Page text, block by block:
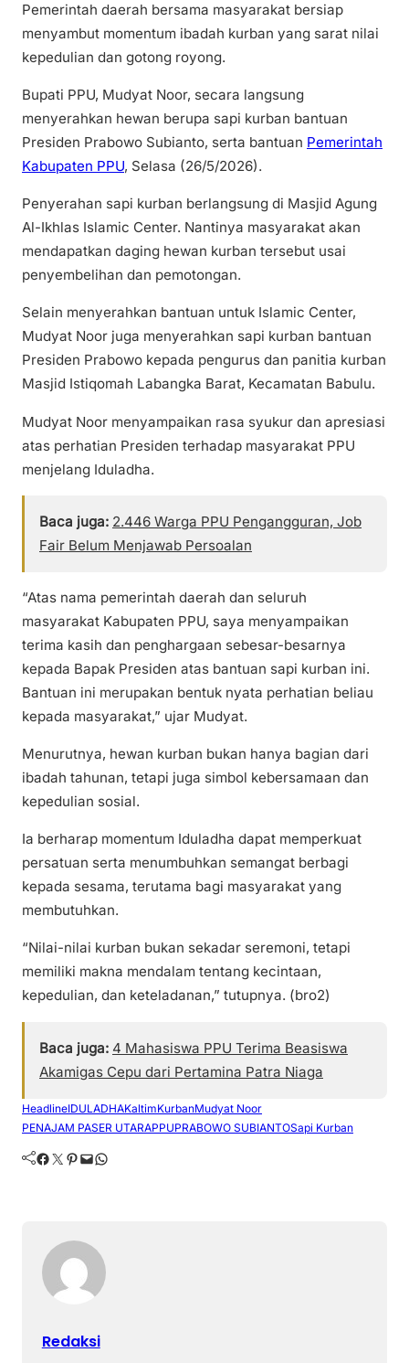
Pemerintah daerah bersama masyarakat bersiap
menyambut momentum ibadah kurban yang sarat nilai
kepedulian dan gotong royong.
Bupati PPU, Mudyat Noor, secara langsung
menyerahkan hewan berupa sapi kurban bantuan
Presiden Prabowo Subianto, serta bantuan Pemerintah
Kabupaten PPU, Selasa (26/5/2026).
Penyerahan sapi kurban berlangsung di Masjid Agung
Al-Ikhlas Islamic Center. Nantinya masyarakat akan
mendapatkan daging hewan kurban tersebut usai
penyembelihan dan pemotongan.
Selain menyerahkan bantuan untuk Islamic Center,
Mudyat Noor juga menyerahkan sapi kurban bantuan
Presiden Prabowo kepada pengurus dan panitia kurban
Masjid Istiqomah Labangka Barat, Kecamatan Babulu.
Mudyat Noor menyampaikan rasa syukur dan apresiasi
atas perhatian Presiden terhadap masyarakat PPU
menjelang Iduladha.
Baca juga: 2.446 Warga PPU Pengangguran, Job
Fair Belum Menjawab Persoalan
“Atas nama pemerintah daerah dan seluruh
masyarakat Kabupaten PPU, saya menyampaikan
terima kasih dan penghargaan sebesar-besarnya
kepada Bapak Presiden atas bantuan sapi kurban ini.
Bantuan ini merupakan bentuk nyata perhatian beliau
kepada masyarakat,” ujar Mudyat.
Menurutnya, hewan kurban bukan hanya bagian dari
ibadah tahunan, tetapi juga simbol kebersamaan dan
kepedulian sosial.
Ia berharap momentum Iduladha dapat memperkuat
persatuan serta menumbuhkan semangat berbagi
kepada sesama, terutama bagi masyarakat yang
membutuhkan.
“Nilai-nilai kurban bukan sekadar seremoni, tetapi
memiliki makna mendalam tentang kecintaan,
kepedulian, dan keteladanan,” tutupnya. (bro2)
Baca juga: 4 Mahasiswa PPU Terima Beasiswa
Akamigas Cepu dari Pertamina Patra Niaga
HeadlineIDULADHAKaltimKurbanMudyat Noor
PENAJAM PASER UTARAPPUPRABOWO SUBIANTOSapi Kurban
Facebook Twitter Pinterest Mail WhatsApp
Redaksi